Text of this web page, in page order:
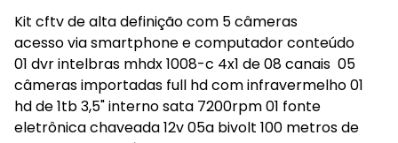
Kit cftv de alta definição com 5 câmeras
acesso via smartphone e computador conteúdo
01 dvr intelbras mhdx 1008-c 4x1 de 08 canais 05
câmeras importadas full hd com infravermelho 01
hd de 1tb 3,5" interno sata 7200rpm 01 fonte
eletrônica chaveada 12v 05a bivolt 100 metros de